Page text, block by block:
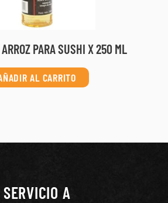
PARA SUSHI X 250 ML
AL CARRITO
SERVICIO A